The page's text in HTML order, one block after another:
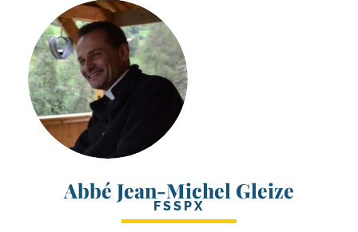
Abbé Jean-Michel Gleize
FSSPX